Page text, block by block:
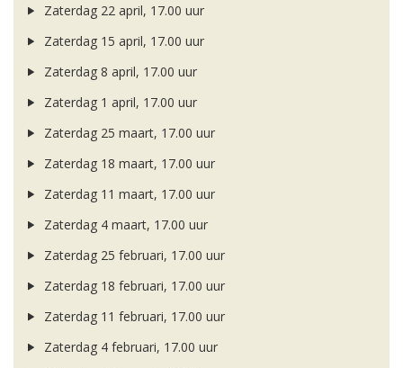
Zaterdag 22 april, 17.00 uur
Zaterdag 15 april, 17.00 uur
Zaterdag 8 april, 17.00 uur
Zaterdag 1 april, 17.00 uur
Zaterdag 25 maart, 17.00 uur
Zaterdag 18 maart, 17.00 uur
Zaterdag 11 maart, 17.00 uur
Zaterdag 4 maart, 17.00 uur
Zaterdag 25 februari, 17.00 uur
Zaterdag 18 februari, 17.00 uur
Zaterdag 11 februari, 17.00 uur
Zaterdag 4 februari, 17.00 uur